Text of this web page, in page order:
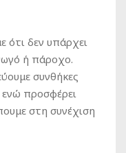
ότι δεν υπάρχει
ή πάροχο.
συνθήκες
προσφέρει
στη συνέχιση